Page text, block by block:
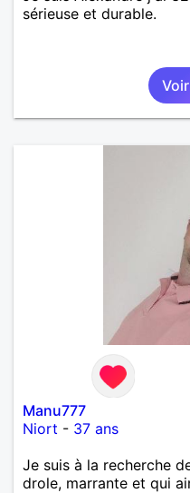
sérieuse et durable.
Manu777
Niort - 37 ans
Je suis à la recherche
drole, marrante et qui